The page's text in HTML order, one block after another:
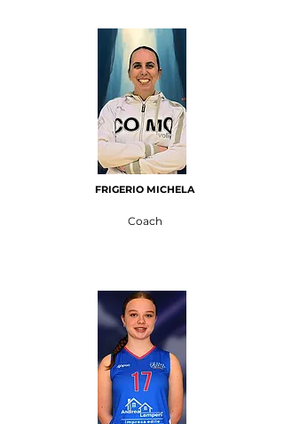
FRIGERIO MICHELA
Coach